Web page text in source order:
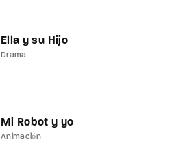
Ella y su Hijo
Drama
Mi Robot y yo
Animación